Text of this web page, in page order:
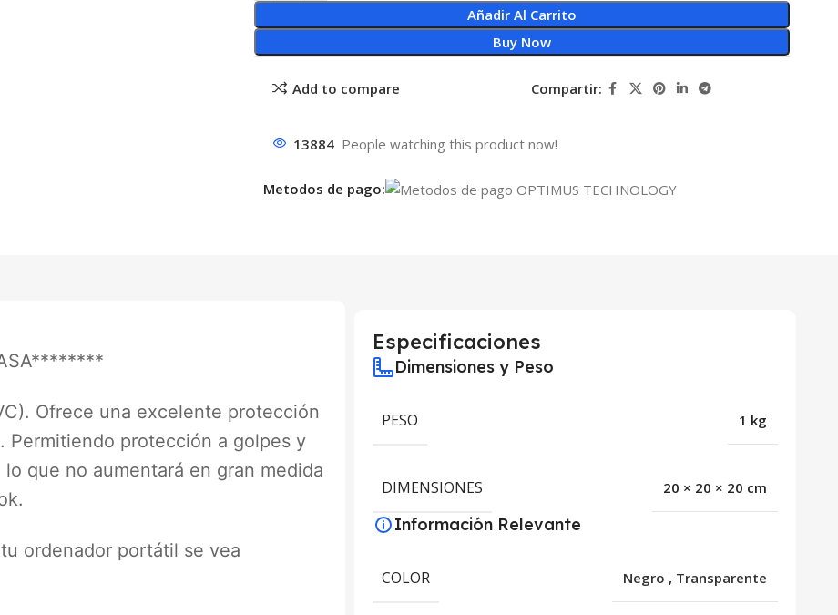
Añadir Al Carrito
Buy Now
Add to compare Compartir:
13884 People watching this product now!
Metodos de pago:
Ofrece una excelente protección
Permitiendo protección a golpes y
que no aumentará en gran medida
ordenador portátil se vea
Especificaciones
Dimensiones y Peso
PESO 1 kg
DIMENSIONES 20 × 20 × 20 cm
Información Relevante
COLOR Negro , Transparente